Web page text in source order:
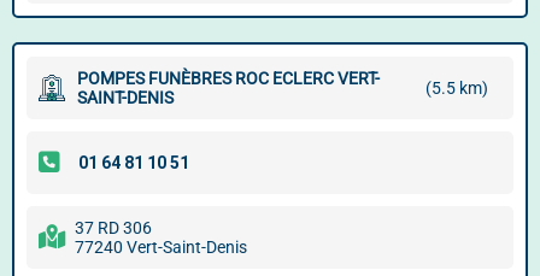
POMPES FUNÈBRES ROC ECLERC VERT-
SAINT-DENIS
(5.5 km)
37 RD 306
77240 Vert-Saint-Denis